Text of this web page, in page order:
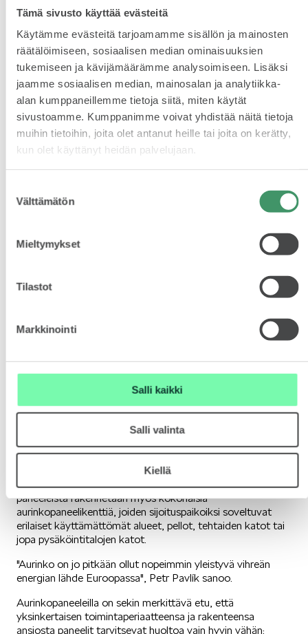
Tämä sivusto käyttää evästeitä
Käytämme evästeitä tarjoamamme sisällön ja mainosten
räätälöimiseen, sosiaalisen median ominaisuuksien
tukemiseen ja kävijämäärämme analysoimiseen. Lisäksi
jaamme sosiaalisen median, mainosalan ja analytiikka-
alan kumppaneillemme tietoja siitä, miten käytät
sivustoamme. Kumppanimme voivat yhdistää näitä tietoja
muihin tietoihin, joita olet antanut heille tai joita on kerätty,
kun olet käyttänyt heidän palvelujaan.
valinta
Välttämätön
Mieltymykset
Tilastot
Markkinointi
Salli kaikki
Salli valinta
Kiellä
Kuka Petr Pavlík?
Petr Pavlík työskentelee apulaisprofessorina
ja pro gradu -tutkielmia tekevien
turbiineihin, lämpötekniikkaan sekä sähkön ja
ohella hän antaa aikaansa tekniikan ja
ihmistä.
Aurinkovoima
Pavlíkin mukaan aurinkovoimaloilla on uusiutuvan energian
lähteistä suurin tulevaisuus. Melkein kuka tahansa voi
asennuttaa aurinkopaneelit talonsa katolle. Samanlaisista
paneeleista rakennetaan myös kokonaisia
aurinkopaneelikenttiä, joiden sijoituspaikoiksi soveltuvat
erilaiset käyttämättömät alueet, pellot, tehtaiden katot tai
jopa pysäköintitalojen katot.
"Aurinko on jo pitkään ollut nopeimmin yleistyvä vihreän
energian lähde Euroopassa", Petr Pavlík sanoo.
Aurinkopaneeleilla on sekin merkittävä etu, että
yksinkertaisen toimintaperiaatteensa ja rakenteensa
ansiosta paneelit tarvitsevat huoltoa vain hyvin vähän: